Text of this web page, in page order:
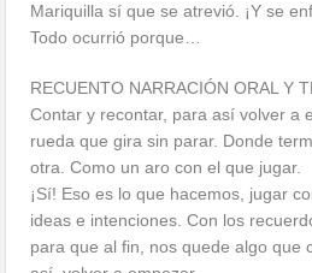
Mariquilla sí que se atrevió. ¡Y se
Todo ocurrió porque…
RECUENTO NARRACIÓN ORAL Y
Contar y recontar, para así volver a
rueda que gira sin parar. Donde
otra. Como un aro con el que jugar.
¡Sí! Eso es lo que hacemos, jugar
ideas e intenciones. Con los
para que al fin, nos quede algo que